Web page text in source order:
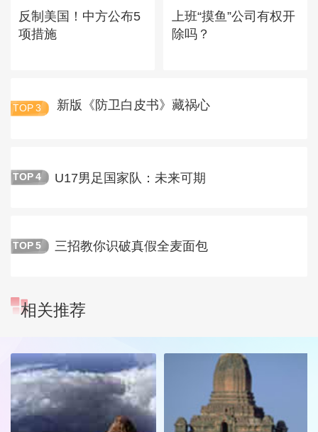
反制美国！中方公布5
项措施
上班“摸鱼”公司有权开
除吗？
TOP 3 新版《防卫白皮书》藏祸心
TOP 4 U17男足国家队：未来可期
TOP 5 三招教你识破真假全麦面包
相关推荐